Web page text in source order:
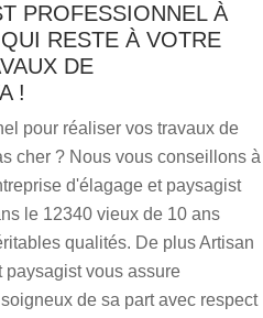
PROFESSIONNEL À
RESTE À VOTRE
DE
!
pour réaliser vos travaux de
cher ? Nous vous conseillons à
d'élagage et paysagist
le 12340 vieux de 10 ans
qualités. De plus Artisan
paysagist vous assure
de sa part avec respect